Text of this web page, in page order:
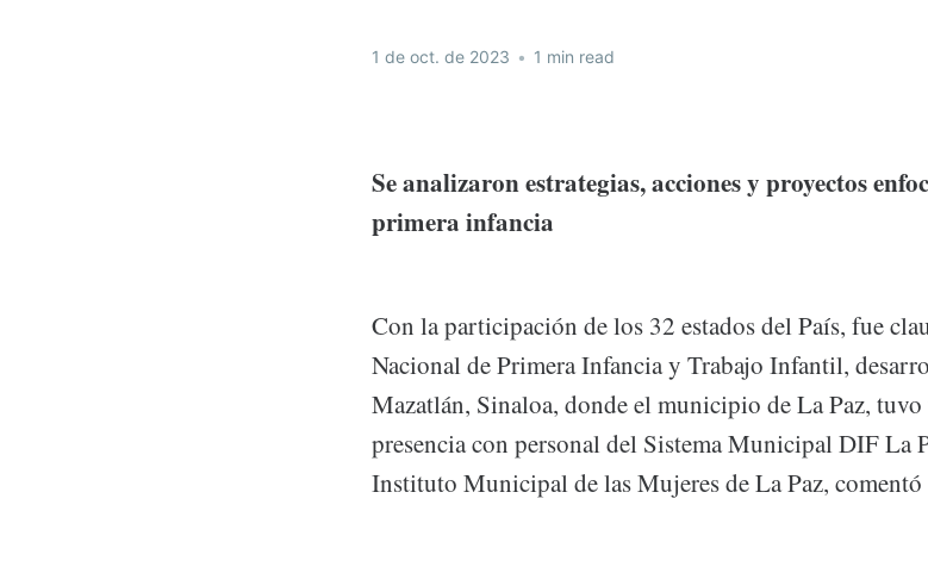
1 de oct. de 2023 • 1 min read
Se analizaron estrategias, acciones y proyectos
primera infancia
Con la participación de los 32 estados del País, fue
Nacional de Primera Infancia y Trabajo Infantil,
Mazatlán, Sinaloa, donde el municipio de La Paz,
presencia con personal del Sistema Municipal DIF La
Instituto Municipal de las Mujeres de La Paz,